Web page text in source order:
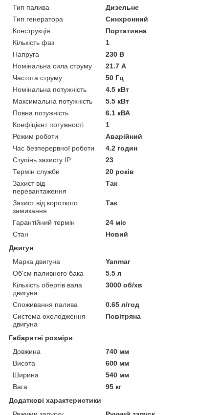
Тип палива
Дизельне
Тип генератора
Синхронний
Конструкція
Портативна
Кількість фаз
1
Напруга
230 В
Номінальна сила струму
21.7 А
Частота струму
50 Гц
Номінальна потужність
4.5 кВт
Максимальна потужність
5.5 кВт
Повна потужність
6.1 кВА
Коефіцієнт потужності
1
Режим роботи
Аварійний
Час безперервної роботи
4.2 годин
Ступінь захисту IP
23
Термін служби
20 років
Захист від
перевантаження
Так
Захист від короткого
замикання
Так
Гарантійний термін
24 міс
Стан
Новий
Двигун
Марка двигуна
Yanmar
Об'єм паливного бака
5.5 л
Кількість обертів вала
двигуна
3000 об/хв
Споживання палива
0.65 л/год
Система охолодження
двигуна
Повітряна
Габаритні розміри
Довжина
740 мм
Висота
600 мм
Ширина
540 мм
Вага
95 кг
Додаткові характеристики